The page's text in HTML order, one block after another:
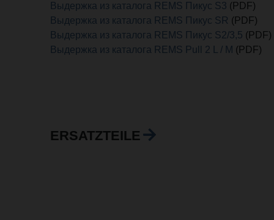
Выдержка из каталога REMS Пикус S3 (PDF)
Выдержка из каталога REMS Пикус SR (PDF)
Выдержка из каталога REMS Пикус S2/3,5 (PDF)
Выдержка из каталога REMS Pull 2 L / M (PDF)
ERSATZTEILE